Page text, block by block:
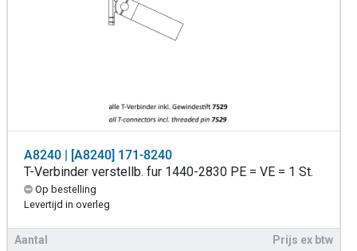
A8240 | [A8240] 171-8240
T-Verbinder verstellb. fur 1440-2830 PE = VE = 1 St.
Op bestelling
Levertijd in overleg
Aantal Prijs ex btw